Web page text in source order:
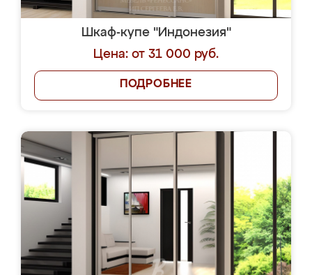
Шкаф-купе "Индонезия"
Цена: от 31 000 руб.
ПОДРОБНЕЕ